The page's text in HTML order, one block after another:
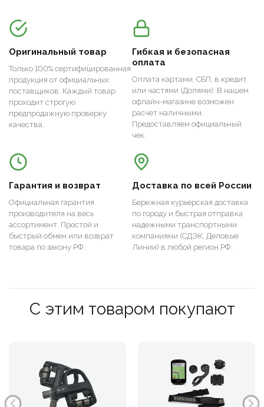
Оригинальный товар
Только 100% сертифицированная
продукция от официальных
поставщиков. Каждый товар
проходит строгую
предпродажную проверку
качества.
Гибкая и безопасная
оплата
Оплата картами, СБП, в кредит
или частями (Долями). В нашем
офлайн-магазине возможен
расчет наличными.
Предоставляем официальный
чек.
Гарантия и возврат
Официальная гарантия
производителя на весь
ассортимент. Простой и
быстрый обмен или возврат
товара по закону РФ.
Доставка по всей России
Бережная курьерская доставка
по городу и быстрая отправка
надежными транспортными
компаниями (СДЭК, Деловые
Линии) в любой регион РФ.
С этим товаром покупают